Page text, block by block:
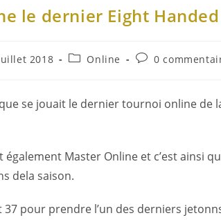
le dernier Eight
2018 Online 0
se jouait le dernier tournoi online de
également Master Online et c’est ainsi
dela saison.
37 pour prendre l’un des derniers